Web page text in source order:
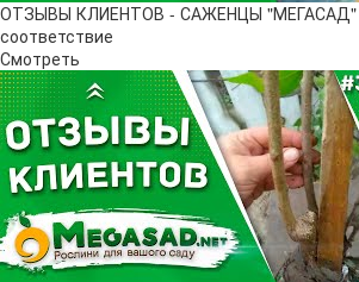
ОТЗЫВЫ КЛИЕНТОВ - САЖЕНЦЫ "МЕГАСАД" |
соответствие
Смотреть